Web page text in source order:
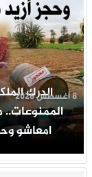
الدرك
امعاشو
8 أغسطس 2026